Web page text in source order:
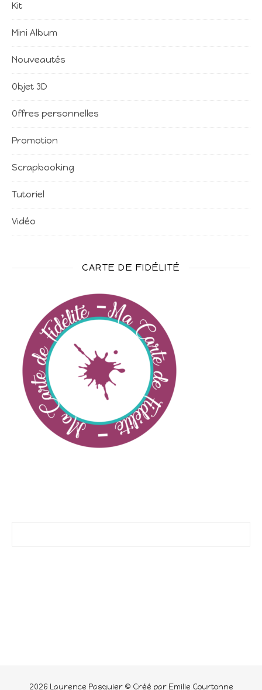
Kit
Mini Album
Nouveautés
Objet 3D
Offres personnelles
Promotion
Scrapbooking
Tutoriel
Vidéo
CARTE DE FIDÉLITÉ
2026 Laurence Pasquier © Créé par Emilie Courtonne